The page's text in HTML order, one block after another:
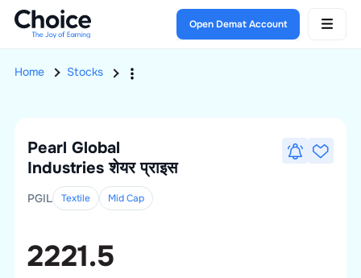
Open Demat Account
Home Stocks
Pearl Global
Industries शेयर प्राइस
PGIL Textile MidCap
2221.5